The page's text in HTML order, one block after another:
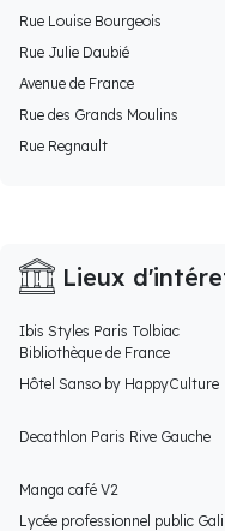
Rue Louise Bourgeois
Rue Julie Daubié
Avenue de France
Rue des Grands Moulins
Rue Regnault
Lieux
Ibis Styles Paris Tolbiac
Bibliothèque de France
Hôtel Sanso by HappyCulture
Decathlon Paris Rive Gauche
Manga café V2
Lycée professionnel public